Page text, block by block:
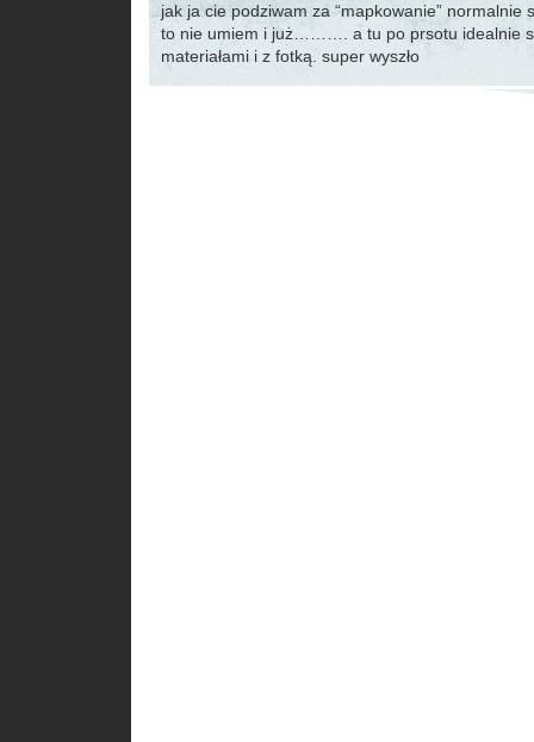
jak ja cie podziwam za “mapkowanie” normalnie
to nie umiem i już………. a tu po prsotu idealnie
materiałami i z fotką. super wyszło